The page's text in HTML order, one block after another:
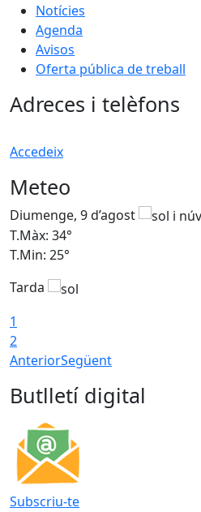
Notícies
Agenda
Avisos
Oferta pública de treball
Adreces i telèfons
Accedeix
Meteo
Diumenge, 9 d’agost
T.Màx: 34°
T.Min: 25°
Tarda
1
2
AnteriorSegüent
Butlletí digital
Subscriu-te